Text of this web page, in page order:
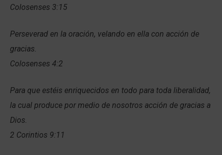
Colosenses 3:15
Perseverad en la oración, velando en ella con acción de
gracias.
Colosenses 4:2
Para que estéis enriquecidos en todo para toda liberalidad,
la cual produce por medio de nosotros acción de gracias a
Dios.
2 Corintios 9:11